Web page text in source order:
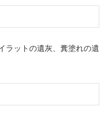
ラットの遺灰、糞塗れの遺